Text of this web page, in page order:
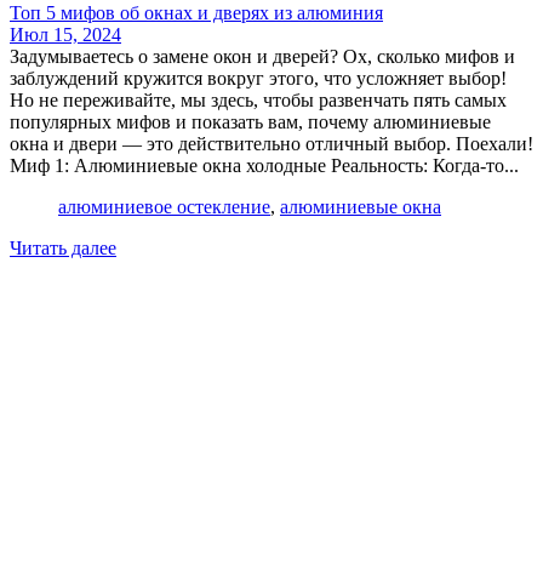
Топ 5 мифов об окнах и дверях из алюминия
Июл 15, 2024
Задумываетесь о замене окон и дверей? Ох, сколько мифов и
заблуждений кружится вокруг этого, что усложняет выбор!
Но не переживайте, мы здесь, чтобы развенчать пять самых
популярных мифов и показать вам, почему алюминиевые
окна и двери — это действительно отличный выбор. Поехали!
Миф 1: Алюминиевые окна холодные Реальность: Когда-то...
алюминиевое остекление, алюминиевые окна
Читать далее